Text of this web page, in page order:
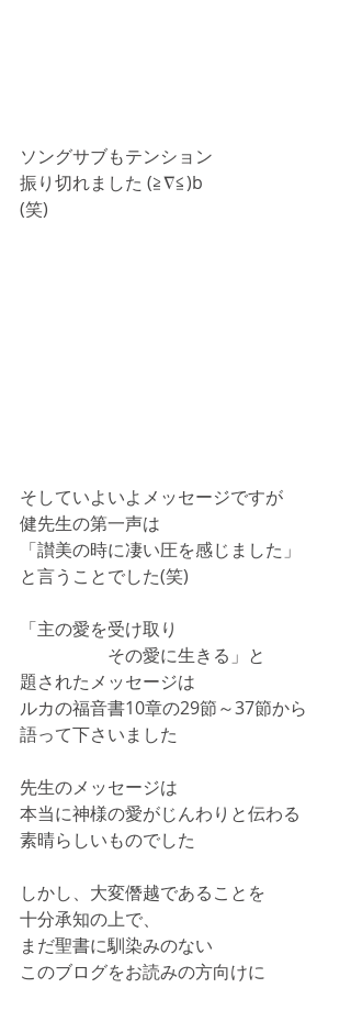
ソングサブもテンション
振り切れました (≧∇≦)b
(笑)
そしていよいよメッセージですが
健先生の第一声は
「讃美の時に凄い圧を感じました」
と言うことでした(笑)
「主の愛を受け取り
その愛に生きる」と
題されたメッセージは
ルカの福音書10章の29節～37節から
語って下さいました
先生のメッセージは
本当に神様の愛がじんわりと伝わる
素晴らしいものでした
しかし、大変僭越であることを
十分承知の上で、
まだ聖書に馴染みのない
このブログをお読みの方向けに